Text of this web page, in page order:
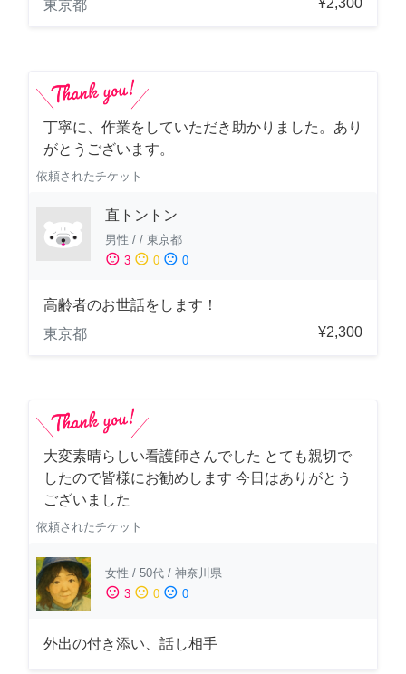
東京都
丁寧に、作業をしていただき助かりました。あり
がとうございます。
依頼されたチケット
直トントン
男性 / / 東京都
sentiment_satisfied 3 sentiment_neutral 0 sentiment_dissatisfied 0
高齢者のお世話をします！
東京都
¥2,300
大変素晴らしい看護師さんでした とても親切で
したので皆様にお勧めします 今日はありがとう
ございました
依頼されたチケット
女性 / 50代 / 神奈川県
sentiment_satisfied 3 sentiment_neutral 0 sentiment_dissatisfied 0
外出の付き添い、話し相手